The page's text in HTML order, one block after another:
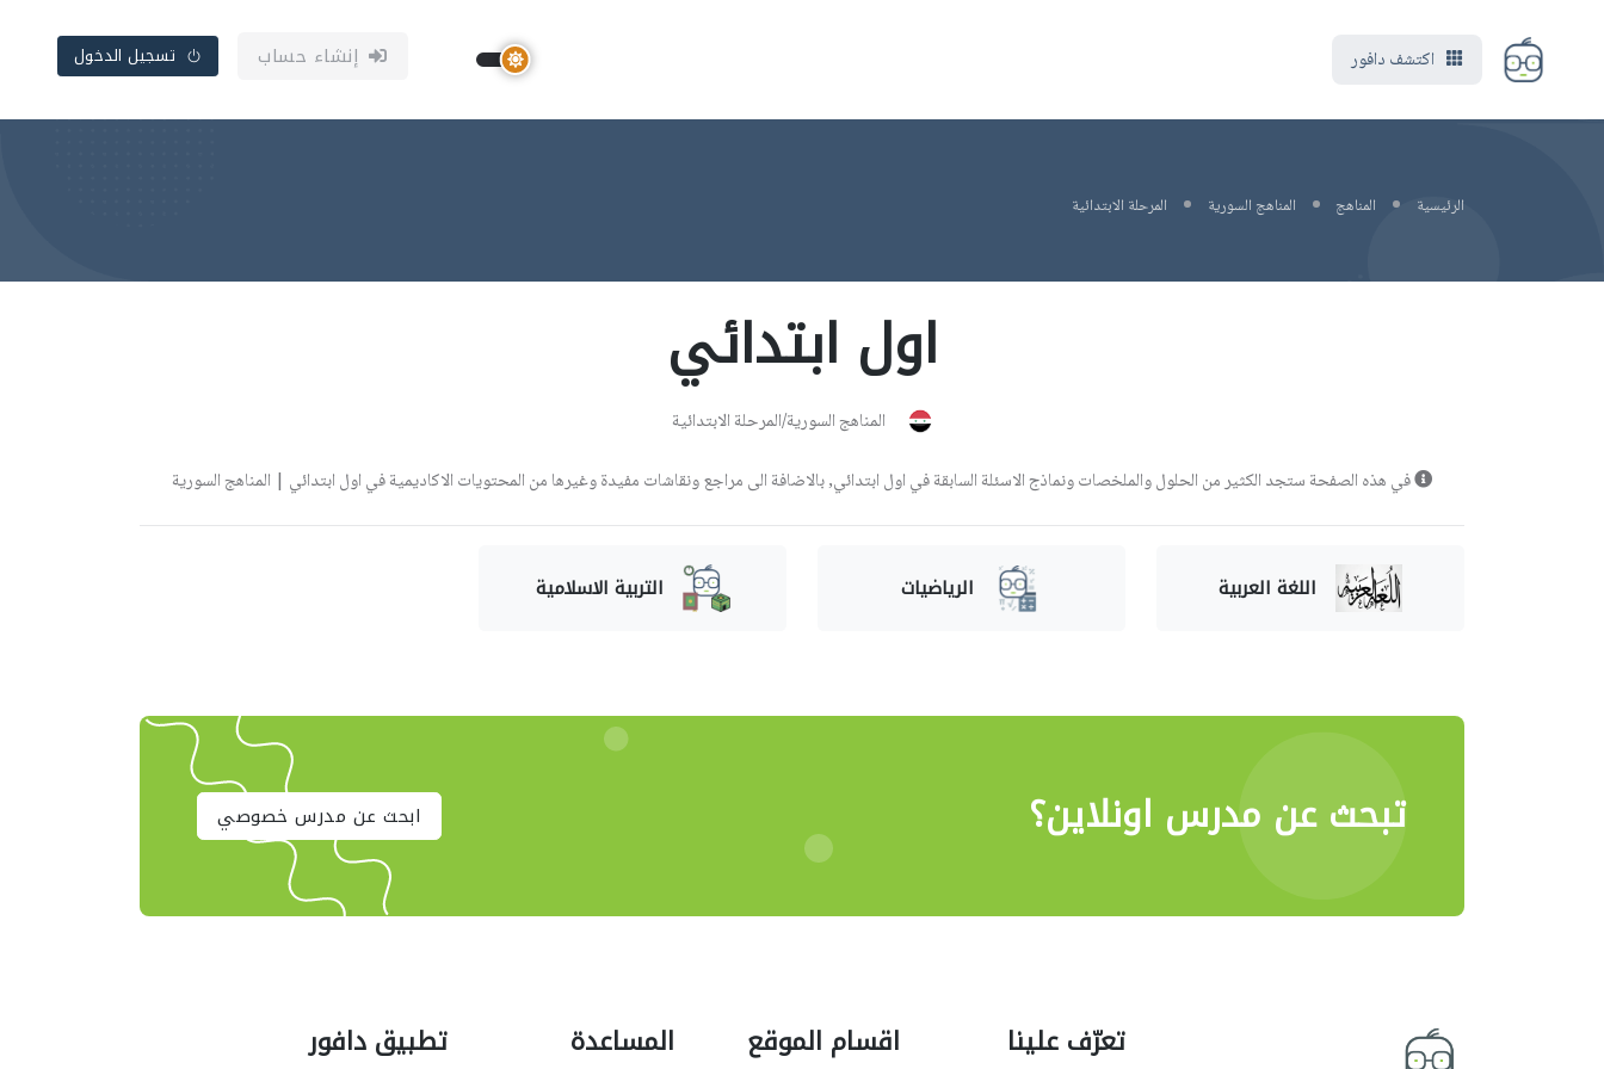
اكتشف دافور إنشاء حساب تسجيل الدخول
الرئيسية المناهج المناهج السورية المرحلة الابتدائية
اول ابتدائي
المناهج السورية/المرحلة الابتدائية
في هذه الصفحة ستجد الكثير من الحلول والملخصات ونماذج الاسئلة السابقة في اول ابتدائي, بالاضافة الى مراجع ونقاشات مفيدة وغيرها من المحتويات الاكاديمية في اول ابتدائي | المناهج السورية
اللغة العربية الرياضيات التربية الاسلامية
تبحث عن مدرس اونلاين؟ ابحث عن مدرس خصوصي
تعرّف علينا اقسام الموقع المساعدة تطبيق دافور